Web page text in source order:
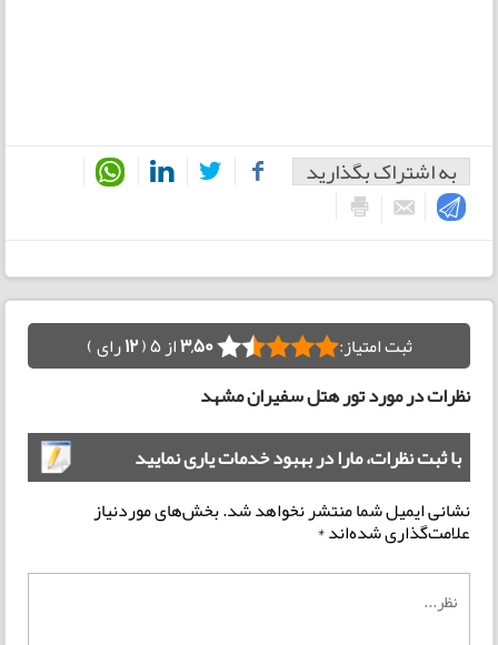
به اشتراک بگذارید
ثبت امتیاز: 3,50از 5 ( 12رای )
نظرات در مورد تور هتل سفیران مشهد
با ثبت نظرات، مارا در بهبود خدمات یاری نمایید
نشانی ایمیل شما منتشر نخواهد شد.بخش‌های موردنیاز
علامت‌گذاری شده‌اند*